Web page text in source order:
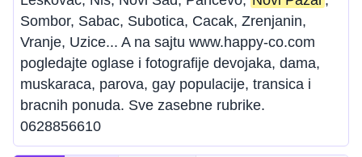
Sombor, Sabac, Subotica, Cacak, Zrenjanin,
Vranje, Uzice... A na sajtu www.happy-co.com
pogledajte oglase i fotografije devojaka, dama,
muskaraca, parova, gay populacije, transica i
bracnih ponuda. Sve zasebne rubrike.
0628856610